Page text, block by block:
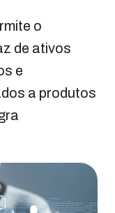
o
de ativos
e
a produtos